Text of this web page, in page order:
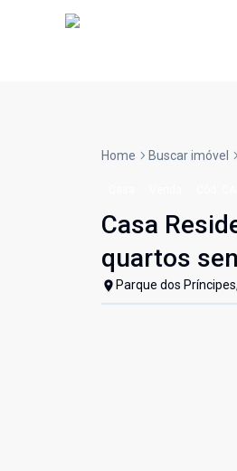
Home Buscar imóvel
Casa
quartos
Parque dos